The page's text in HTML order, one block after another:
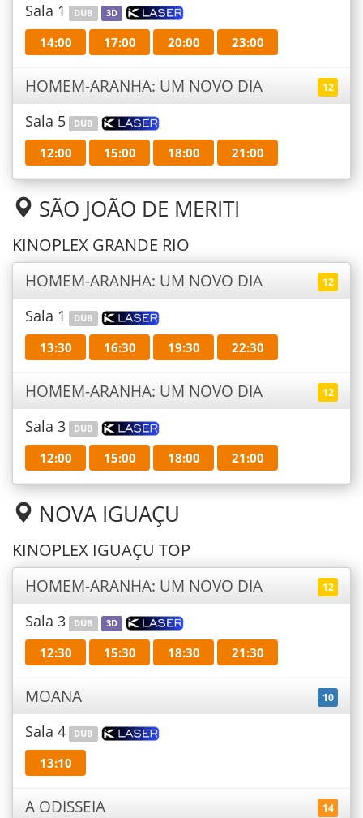
Sala 1 DUB 3D
14:00 17:00 20:00 23:00
HOMEM-ARANHA: UM NOVO DIA 12
Sala 5 DUB
12:00 15:00 18:00 21:00
SÃO JOÃO DE MERITI
KINOPLEX GRANDE RIO
HOMEM-ARANHA: UM NOVO DIA 12
Sala 1 DUB
13:30 16:30 19:30 22:30
HOMEM-ARANHA: UM NOVO DIA 12
Sala 3 DUB
12:00 15:00 18:00 21:00
NOVA IGUAÇU
KINOPLEX IGUAÇU TOP
HOMEM-ARANHA: UM NOVO DIA 12
Sala 3 DUB 3D
12:30 15:30 18:30 21:30
MOANA 10
Sala 4 DUB
13:10
A ODISSEIA 14